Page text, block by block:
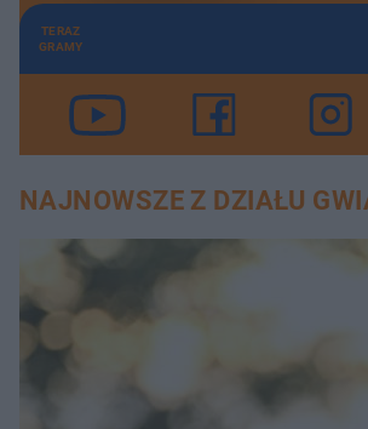
TERAZ
GRAMY
NAJNOWSZE Z DZIAŁU